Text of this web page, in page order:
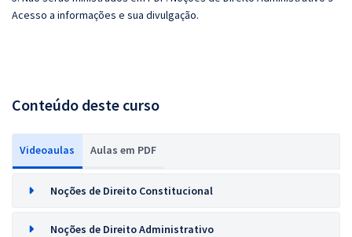
Acesso a informações e sua divulgação.
Conteúdo deste curso
Videoaulas Aulas em PDF
Noções de Direito Constitucional
Noções de Direito Administrativo